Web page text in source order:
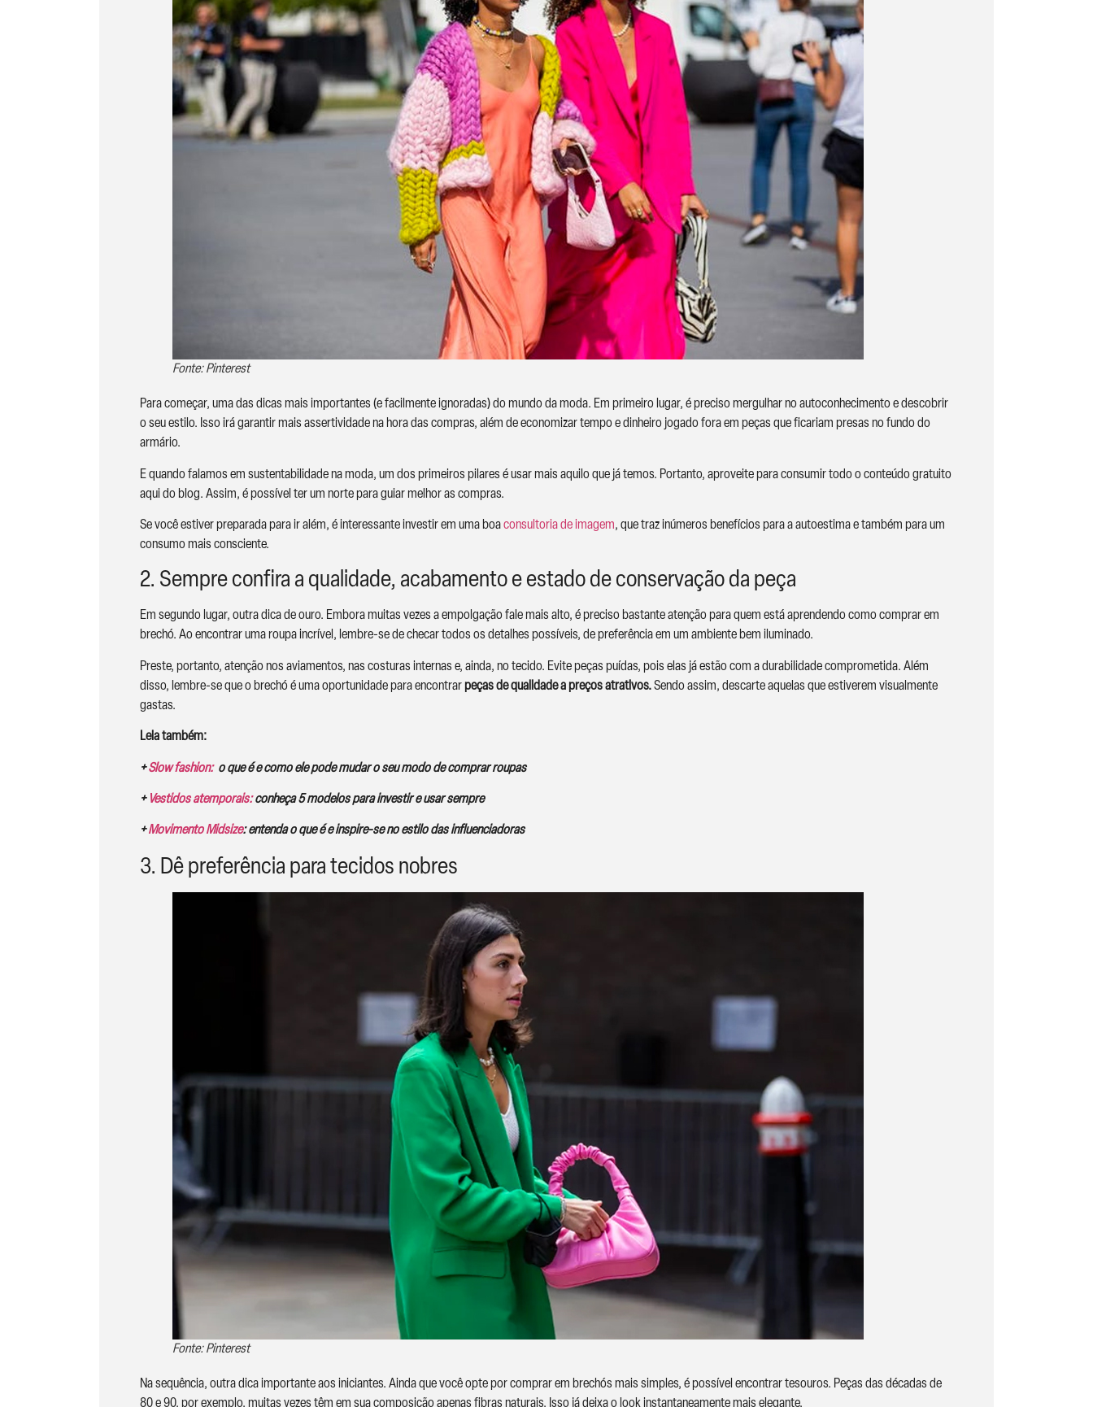
Fonte: Pinterest
Para começar, uma das dicas mais importantes (e facilmente ignoradas) do mundo da moda. Em primeiro lugar, é preciso mergulhar no autoconhecimento e descobrir
o seu estilo. Isso irá garantir mais assertividade na hora das compras, além de economizar tempo e dinheiro jogado fora em peças que ficariam presas no fundo do
armário.
E quando falamos em sustentabilidade na moda, um dos primeiros pilares é usar mais aquilo que já temos. Portanto, aproveite para consumir todo o conteúdo gratuito
aqui do blog. Assim, é possível ter um norte para guiar melhor as compras.
Se você estiver preparada para ir além, é interessante investir em uma boaconsultoria de imagem, que traz inúmeros benefícios para a autoestima e também para um
consumo mais consciente.
2. Sempre confira a qualidade, acabamento e estado de conservação da peça
Em segundo lugar, outra dica de ouro. Embora muitas vezes a empolgação fale mais alto, é preciso bastante atenção para quem está aprendendo como comprar em
brechó. Ao encontrar uma roupa incrível, lembre-se de checar todos os detalhes possíveis, de preferência em um ambiente bem iluminado.
Preste, portanto, atenção nos aviamentos, nas costuras internas e, ainda, no tecido. Evite peças puídas, pois elas já estão com a durabilidade comprometida. Além
disso, lembre-se que o brechó é uma oportunidade para encontrarpeças de qualidade a preços atrativos.Sendo assim, descarte aquelas que estiverem visualmente
gastas.
Leia também:
+Slow fashion: o que é e como ele pode mudar o seu modo de comprar roupas
+ Vestidos atemporais:conheça 5 modelos para investir e usar sempre
+Movimento Midsize: entenda o que é e inspire-se no estilo das influenciadoras
3. Dê preferência para tecidos nobres
Fonte: Pinterest
Na sequência, outra dica importante aos iniciantes. Ainda que você opte por comprar em brechós mais simples, é possível encontrar tesouros. Peças das décadas de
80 e 90, por exemplo, muitas vezes têm em sua composição apenas fibras naturais. Isso já deixa o look instantaneamente mais elegante.